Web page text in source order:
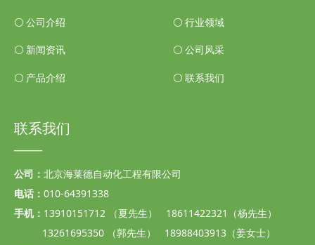
ꀐ 公司介绍
ꀐ 新闻资讯
ꀐ 产品介绍
ꀐ 行业领域
ꀐ 公司风采
ꀐ 联系我们
联系我们
——
公司： 北京海莱德自动化工程有限公司
电话： 010-64391338
手机： 13910151712 （夏先生） 18611422321（杨先生）
13261695350 （郭先生） 18988403913（姜女士）